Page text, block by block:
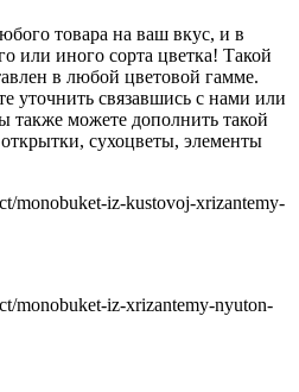
товара на ваш вкус, и в
или иного сорта цветка! Такой
в любой цветовой гамме.
уточнить связавшись с нами или
также можете дополнить такой
сухоцветы, элементы
monobuket-iz-kustovoj-xrizantemy-
monobuket-iz-xrizantemy-nyuton-